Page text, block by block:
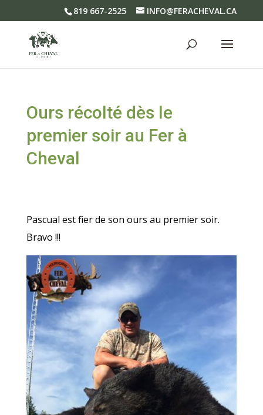
819 667-2525 INFO@FERACHEVAL.CA
Ours récolté dès le
premier soir au Fer à
Cheval
Pascual est fier de son ours au premier soir.
Bravo !!!